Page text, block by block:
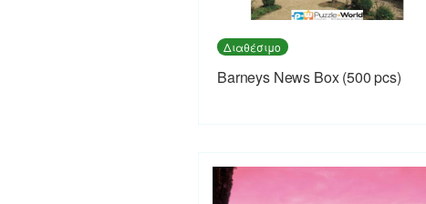
Διαθέσιμο
Barneys News Box (500 pcs)